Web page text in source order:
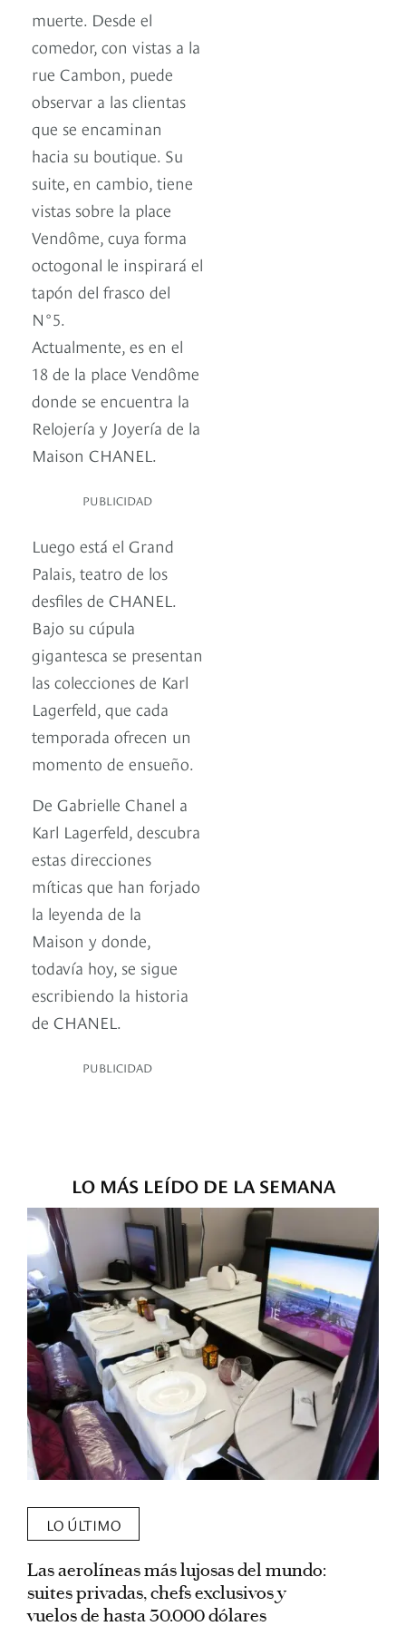
muerte. Desde el
comedor, con vistas a la
rue Cambon, puede
observar a las clientas
que se encaminan
hacia su boutique. Su
suite, en cambio, tiene
vistas sobre la place
Vendôme, cuya forma
octogonal le inspirará el
tapón del frasco del
N°5.
Actualmente, es en el
18 de la place Vendôme
donde se encuentra la
Relojería y Joyería de la
Maison CHANEL.
PUBLICIDAD
Luego está el Grand
Palais, teatro de los
desfiles de CHANEL.
Bajo su cúpula
gigantesca se presentan
las colecciones de Karl
Lagerfeld, que cada
temporada ofrecen un
momento de ensueño.
De Gabrielle Chanel a
Karl Lagerfeld, descubra
estas direcciones
míticas que han forjado
la leyenda de la
Maison y donde,
todavía hoy, se sigue
escribiendo la historia
de CHANEL.
PUBLICIDAD
LO MÁS LEÍDO DE LA SEMANA
LO ÚLTIMO
Las aerolíneas más lujosas del mundo:
suites privadas, chefs exclusivos y
vuelos de hasta 30.000 dólares